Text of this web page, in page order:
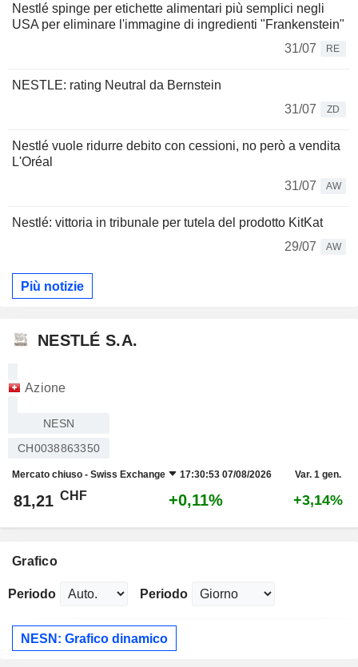
Nestlé spinge per etichette alimentari più semplici negli
USA per eliminare l'immagine di ingredienti "Frankenstein"
31/07
RE
NESTLE: rating Neutral da Bernstein
31/07
ZD
Nestlé vuole ridurre debito con cessioni, no però a vendita
L'Oréal
31/07
AW
Nestlé: vittoria in tribunale per tutela del prodotto KitKat
29/07
AW
Più notizie
NESTLÉ S.A.
Azione
NESN
CH0038863350
Mercato chiuso - Swiss Exchange 17:30:53 07/08/2026 Var. 1 gen.
81,21 CHF +0,11% +3,14%
Grafico
Periodo Periodo
NESN: Grafico dinamico